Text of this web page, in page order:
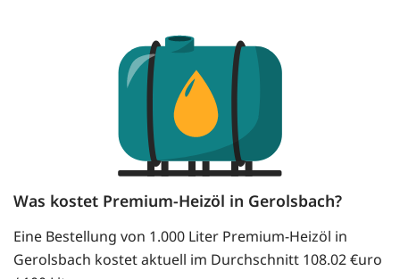
Was kostet Premium-Heizöl in Gerolsbach?
Eine Bestellung von 1.000 Liter Premium-Heizöl in
Gerolsbach kostet aktuell im Durchschnitt 108.02 €uro